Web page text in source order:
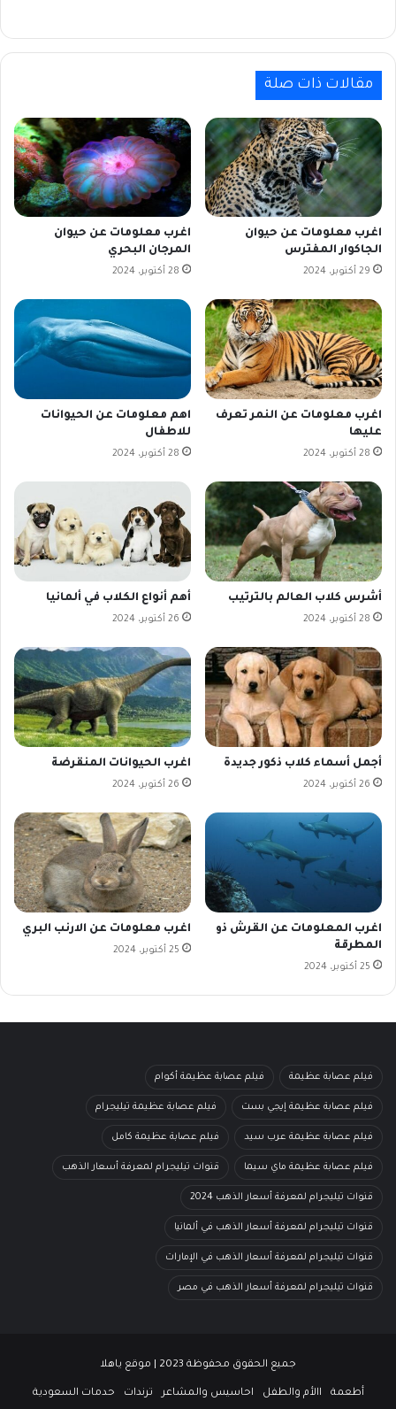
مقالات ذات صلة
اغرب معلومات عن حيوان
الجاكوار المفترس
29 أكتوبر، 2024
اغرب معلومات عن حيوان
المرجان البحري
28 أكتوبر، 2024
اغرب معلومات عن النمر تعرف
عليها
28 أكتوبر، 2024
اهم معلومات عن الحيوانات
للاطفال
28 أكتوبر، 2024
أشرس كلاب العالم بالترتيب
28 أكتوبر، 2024
أهم أنواع الكلاب في ألمانيا
26 أكتوبر، 2024
أجمل أسماء كلاب ذكور جديدة
26 أكتوبر، 2024
اغرب الحيوانات المنقرضة
26 أكتوبر، 2024
اغرب المعلومات عن القرش ذو
المطرقة
25 أكتوبر، 2024
اغرب معلومات عن الارنب البري
25 أكتوبر، 2024
فيلم عصابة عظيمة فيلم عصابة عظيمة أكوام
فيلم عصابة عظيمة إيجي بست فيلم عصابة عظيمة تيليجرام
فيلم عصابة عظيمة عرب سيد فيلم عصابة عظيمة كامل
فيلم عصابة عظيمة ماي سيما قنوات تيليجرام لمعرفة أسعار الذهب
قنوات تيليجرام لمعرفة أسعار الذهب 2024
قنوات تيليجرام لمعرفة أسعار الذهب في ألمانيا
قنوات تيليجرام لمعرفة أسعار الذهب في الإمارات
قنوات تيليجرام لمعرفة أسعار الذهب في مصر
جميع الحقوق محفوظة 2023 | موقع ياهلا
أطعمة االأم والطفل احاسيس والمشاعر ترندات حدمات السعودية